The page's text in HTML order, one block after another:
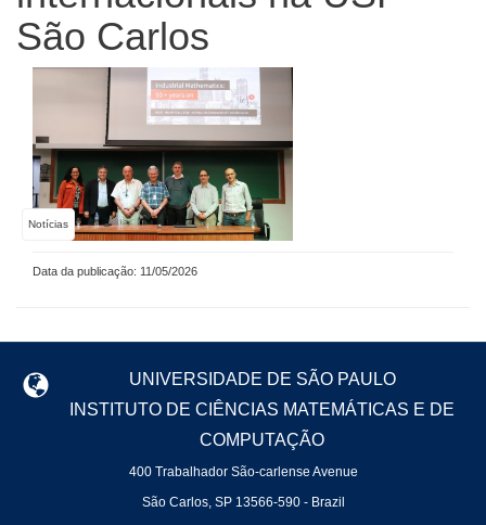
São Carlos
Notícias
Data da publicação: 11/05/2026
UNIVERSIDADE DE SÃO PAULO
INSTITUTO DE CIÊNCIAS MATEMÁTICAS E DE
COMPUTAÇÃO
400 Trabalhador São-carlense Avenue
São Carlos, SP 13566-590 - Brazil